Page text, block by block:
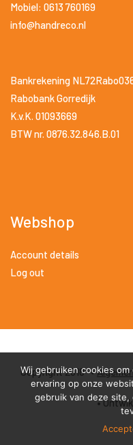
Mobiel: 0613 760169
info@handreco.nl
Bankrekening
Rabobank Gorredijk
K.v.K. 01093669
BTW nr. 0876.32.846.B.01
Webshop
Account details
Log out
Copyright 2018 •
•
Wij gebruiken cookies
ervaring op onze
gebruik van deze site,